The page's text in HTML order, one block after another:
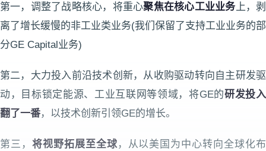
第一，调整了战略核心，将重心聚焦在核心工业业务上，剥
离了增长缓慢的非工业类业务(我们保留了支持工业业务的部
分GE Capital业务)
第二，大力投入前沿技术创新，从收购驱动转向自主研发驱
动，目标锁定能源、工业互联网等领域，将GE的研发投入
翻了一番，以技术创新引领GE的增长。
第三， 将视野拓展至全球 ，从以美国为中心转向全球化布